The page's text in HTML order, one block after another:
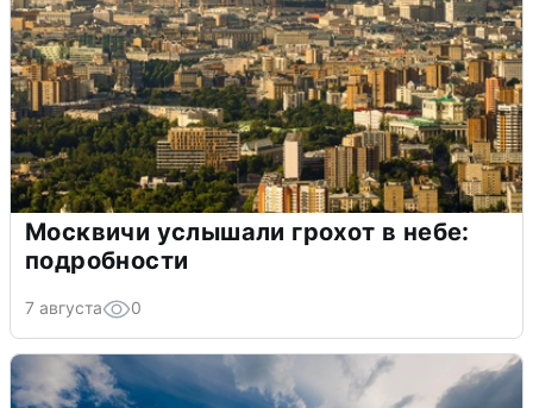
Москвичи услышали грохот в небе:
подробности
7 августа 0